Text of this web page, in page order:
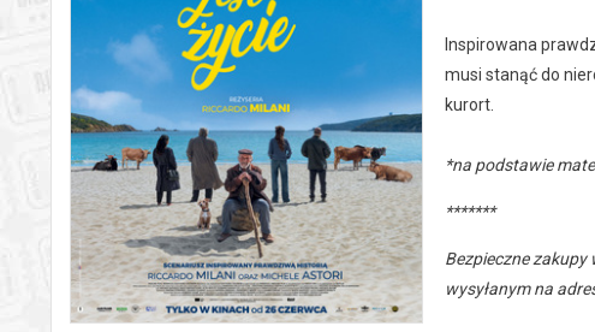
Inspirowana
musi stanąć do
kurort.
*na podstawie
*******
Bezpieczne
wysyłanym na